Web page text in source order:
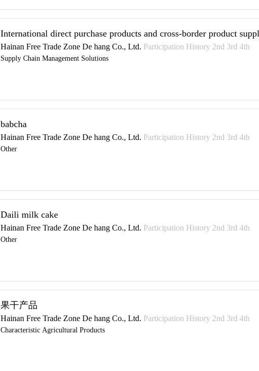
International direct purchase products and cross-border product
Hainan Free Trade Zone De hang Co., Ltd. Participation History 2nd 3rd 4th
Supply Chain Management Solutions
babcha
Hainan Free Trade Zone De hang Co., Ltd. Participation History 2nd 3rd 4th
Other
Daili milk cake
Hainan Free Trade Zone De hang Co., Ltd. Participation History 2nd 3rd 4th
Other
果干产品
Hainan Free Trade Zone De hang Co., Ltd. Participation History 2nd 3rd 4th
Characteristic Agricultural Products